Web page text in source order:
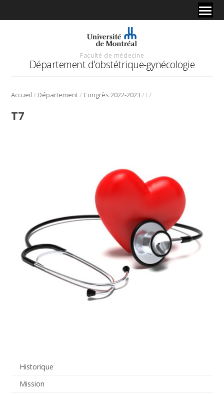
Faculté de médecine
Département d'obstétrique-gynécologie
Accueil / Département/ Congrès 2022-2023 /t7
Historique
Mission
T7